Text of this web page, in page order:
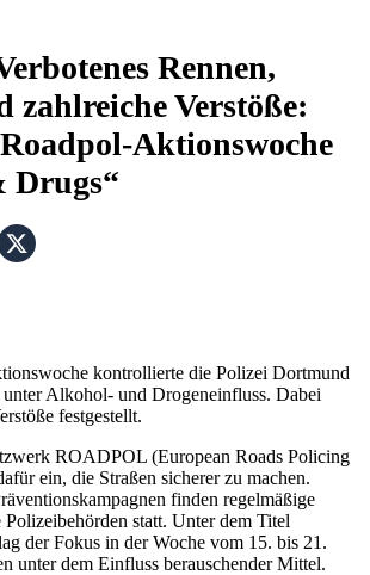
Rennen,
zahlreiche Verstöße:
Aktionswoche
Drugs“
kontrollierte die Polizei Dortmund
unter Alkohol- und Drogeneinfluss. Dabei
festgestellt.
ROADPOL (European Roads Policing
ein, die Straßen sicherer zu machen.
finden regelmäßige
statt. Unter dem Titel
der Fokus in der Woche vom 15. bis 21.
unter dem Einfluss berauschender Mittel.